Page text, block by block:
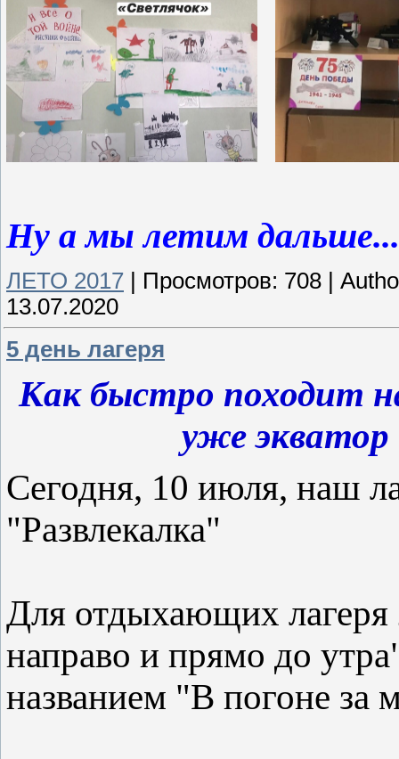
Ну а мы летим дальше...
ЛЕТО 2017 Просмотров: 708
13.07.2020
5 день лагеря
Как быстро походит
уже экватор
Сегодня, 10 июля, наш
"Развлекалка"
Для отдыхающих
направо и прямо до
названием "В погоне за